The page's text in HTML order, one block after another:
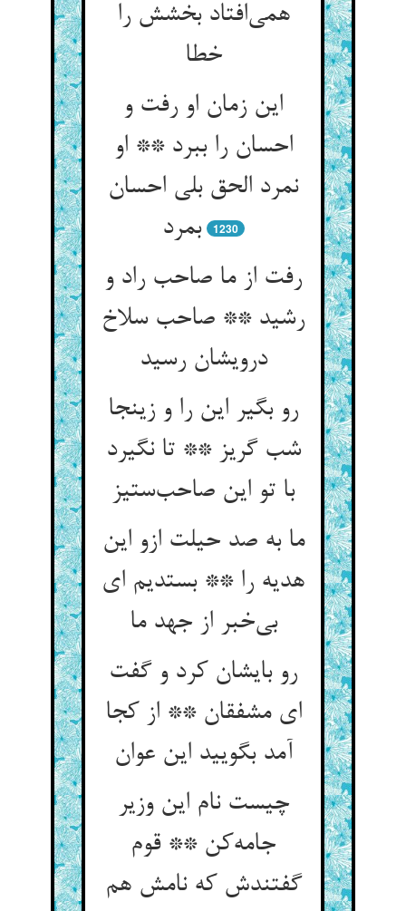
همی‌افتاد بخشش را
خطا
این زمان او رفت و
احسان را ببرد ** او
نمرد الحق بلی احسان
بمرد
1230
رفت از ما صاحب راد و
رشید ** صاحب سلاخ
درویشان رسید
رو بگیر این را و زینجا
شب گریز ** تا نگیرد
با تو این صاحب‌ستیز
ما به صد حیلت ازو این
هدیه را ** بستدیم ای
بی‌خبر از جهد ما
رو بایشان کرد و گفت
ای مشفقان ** از کجا
آمد بگویید این عوان
چیست نام این وزیر
جامه‌کن ** قوم
گفتندش که نامش هم